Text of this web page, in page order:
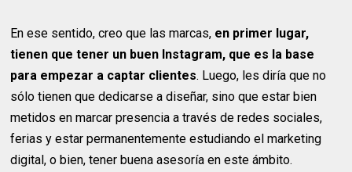
En ese sentido, creo que las marcas, en primer lugar,
tienen que tener un buen Instagram, que es la base
para empezar a captar clientes. Luego, les diría que no
sólo tienen que dedicarse a diseñar, sino que estar bien
metidos en marcar presencia a través de redes sociales,
ferias y estar permanentemente estudiando el marketing
digital, o bien, tener buena asesoría en este ámbito.